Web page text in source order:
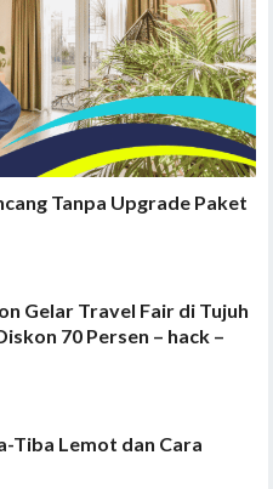
Tanpa Upgrade Paket
Gelar Travel Fair di Tujuh
70 Persen – hack –
Tiba Lemot dan Cara